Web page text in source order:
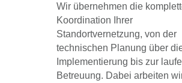
Wir übernehmen die
Koordination Ihrer
Standortvernetzung, von der
technischen Planung über
Implementierung bis zur
Betreuung. Dabei arbeiten